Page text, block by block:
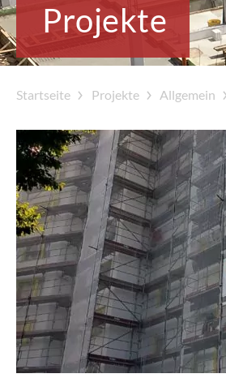
Projekte
Startseite Projekte Allgemein